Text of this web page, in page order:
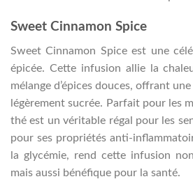
Sweet Cinnamon Spice
Sweet Cinnamon Spice est une
épicée. Cette infusion allie la
mélange d’épices douces, offrant
légèrement sucrée. Parfait pour les
thé est un véritable régal pour les
pour ses propriétés anti-
la glycémie, rend cette infusion
mais aussi bénéfique pour la santé.